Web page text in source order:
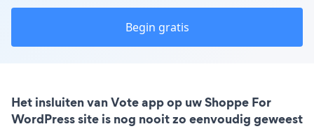
Begin gratis
Het insluiten van Vote app op uw Shoppe For
WordPress site is nog nooit zo eenvoudig geweest